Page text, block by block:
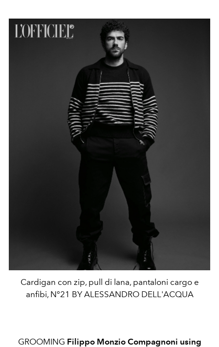
Cardigan con zip, pull di lana, pantaloni cargo e
anfibi, N°21 BY ALESSANDRO DELL'ACQUA
GROOMING Filippo Monzio Compagnoni using